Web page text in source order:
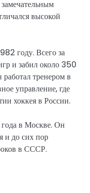
высокой
году. Всего за
и забил около 350
тренером в
управление, где
хоккея в России.
в Москве. Он
и до сих пор
в СССР.